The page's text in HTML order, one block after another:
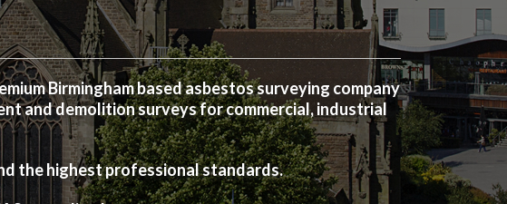
Birmingham based asbestos surveying company
and demolition surveys for commercial, industrial
the highest professional standards.